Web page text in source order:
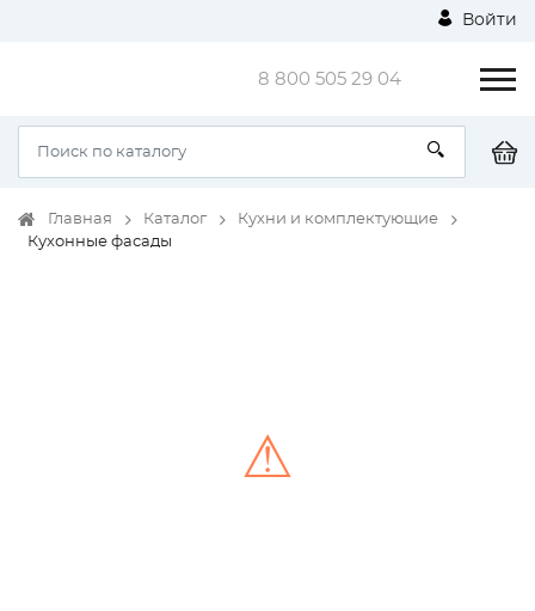
Войти
8 800 505 29 04
Главная Каталог
Кухни и комплектующие
Кухонные фасады
⚠